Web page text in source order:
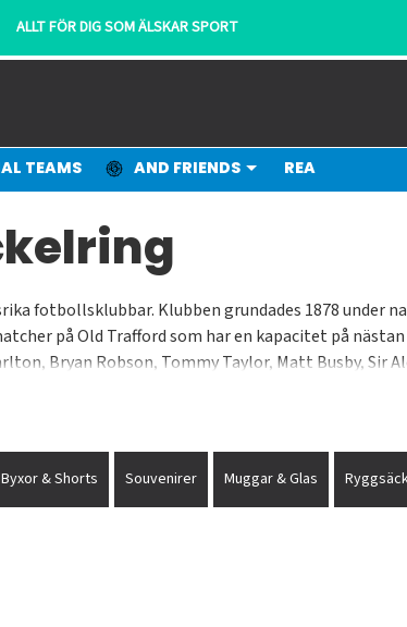
ALLT FÖR DIG SOM ÄLSKAR SPORT
TEAMS AND FRIENDS REA
fotbollsklubbar. Klubben grundades 1878 under
på Old Trafford som har en kapacitet på
Bryan Robson, Tommy Taylor, Matt Busby, Sir
Byxor & Shorts Souvenirer Muggar & Glas